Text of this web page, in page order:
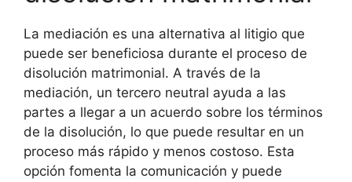
La mediación es una alternativa al litigio que
puede ser beneficiosa durante el proceso de
disolución matrimonial. A través de la
mediación, un tercero neutral ayuda a las
partes a llegar a un acuerdo sobre los términos
de la disolución, lo que puede resultar en un
proceso más rápido y menos costoso. Esta
opción fomenta la comunicación y puede